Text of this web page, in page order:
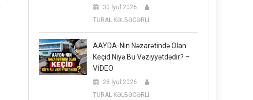
30 İyul 2026
TURAL KƏLBƏCƏRLİ
AAYDA-Nın Nəzarətində Olan
Keçid Niyə Bu Vəziyyətdədir? –
VİDEO
28 İyul 2026
TURAL KƏLBƏCƏRLİ